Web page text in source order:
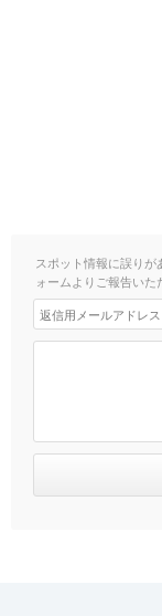
スポット情報に誤り
ォームよりご報告いた